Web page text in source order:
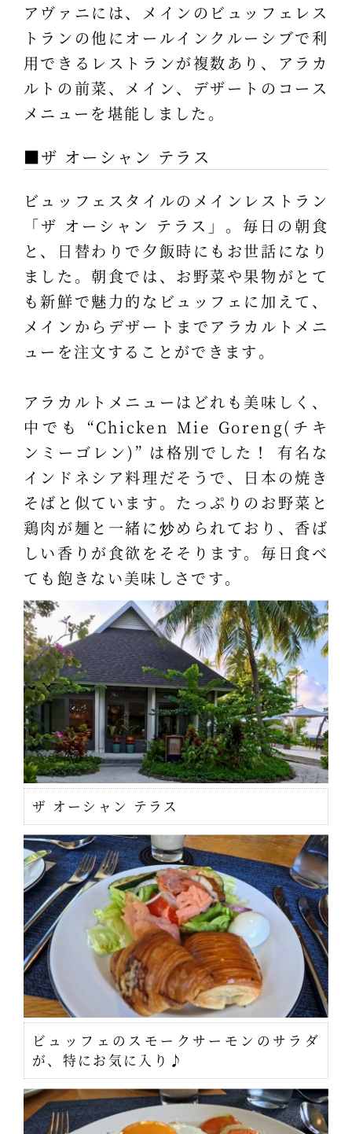
アヴァニには、メインのビュッフェレス
トランの他にオールインクルーシブで利
用できるレストランが複数あり、アラカ
ルトの前菜、メイン、デザートのコース
メニューを堪能しました。
■ザ オーシャン テラス
ビュッフェスタイルのメインレストラン
「ザ オーシャン テラス」。毎日の朝食
と、日替わりで夕飯時にもお世話になり
ました。朝食では、お野菜や果物がとて
も新鮮で魅力的なビュッフェに加えて、
メインからデザートまでアラカルトメニ
ューを注文することができます。
アラカルトメニューはどれも美味しく、
中でも “Chicken Mie Goreng(チキ
ンミーゴレン)” は格別でした！ 有名な
インドネシア料理だそうで、日本の焼き
そばと似ています。たっぷりのお野菜と
鶏肉が麺と一緒に炒められており、香ば
しい香りが食欲をそそります。毎日食べ
ても飽きない美味しさです。
ザ オーシャン テラス
ビュッフェのスモークサーモンのサラダ
が、特にお気に入り♪